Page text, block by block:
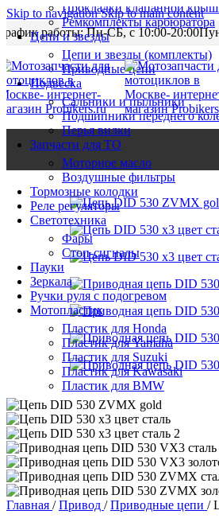
Skip to navigationSkip to main content
работы: Пн-CБ, с 10:00-20:00
Прокладки клапанной
Ремкомплекты карбюратора
Цепи и звезды
Цепи и звезды (комплекты)
Приводные цепи
Подвеска
Сальники и пыльники
Подшипники переднего
Перья вилки
Запчасти для ТО
Моторное масло
Воздушные фильтры
Тормозные колодки
Реле регуляторы
Cветотехника
Фары
Стоп-сигналы
Пауки
Зеркала
Ручки руля с подогревом
Мотопластик
Пластик для Honda
Пластик для Yamaha
Пластик для Suzuki
Пластик для Kawasaki
Пластик для BMW
Главная / Привод / Приводные цепи /